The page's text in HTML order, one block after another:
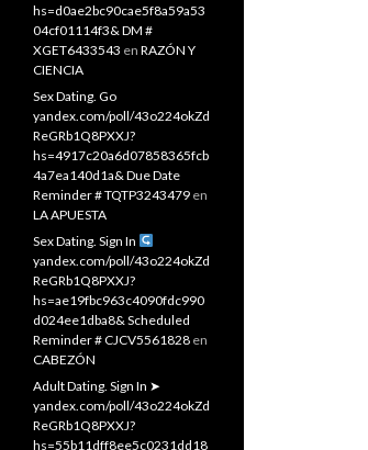
hs=d0ae2bc90cae5f8a59a53
04cf01114f3& DM #
XGET6433543 en RAZÓN Y
CIENCIA
Sex Dating. Go
yandex.com/poll/43o224okZd
ReGRb1Q8PXXJ?
hs=4917c20a6d07858365fcb
4a7ea140d1a& Due Date
Reminder # TQTP3243479 en
LA APUESTA
Sex Dating. Sign In
yandex.com/poll/43o224okZd
ReGRb1Q8PXXJ?
hs=ae19fbc963c4090fdc990
d024ee1dba8& Scheduled
Reminder # CJCV5561828 en
CABEZÓN
Adult Dating. Sign In ➤
yandex.com/poll/43o224okZd
ReGRb1Q8PXXJ?
hs=55b11dff8ee5c0231dd18